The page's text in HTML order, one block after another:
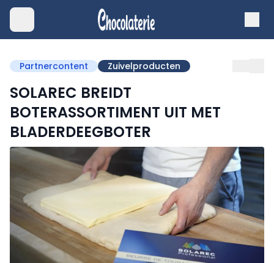
Partnercontent Zuivelproducten
SOLAREC BREIDT
BOTERASSORTIMENT UIT MET
BLADERDEEGBOTER